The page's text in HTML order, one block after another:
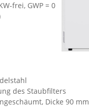
frei, GWP = 0
des Staubfilters
Dicke 90 mm